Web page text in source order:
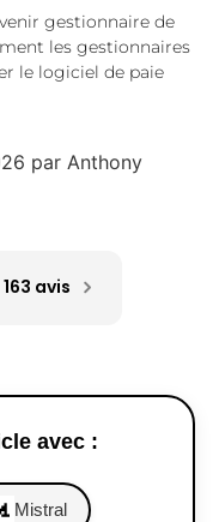
gestionnaire de
les gestionnaires
le logiciel de paie
par Anthony
163 avis
avec :
Mistral